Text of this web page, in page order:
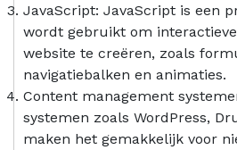
JavaScript: JavaScript is een
wordt gebruikt om
website te creëren, zoals
navigatiebalken en animaties.
Content management
systemen zoals WordPress,
maken het gemakkelijk voor